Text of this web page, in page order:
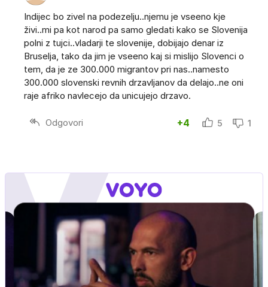
Indijec bo zivel na podezelju..njemu je vseeno kje
živi..mi pa kot narod pa samo gledati kako se Slovenija
polni z tujci..vladarji te slovenije, dobijajo denar iz
Bruselja, tako da jim je vseeno kaj si mislijo Slovenci o
tem, da je ze 300.000 migrantov pri nas..namesto
300.000 slovenski revnih drzavljanov da delajo..ne oni
raje afriko navlecejo da unicujejo drzavo.
Odgovori +4 5 1